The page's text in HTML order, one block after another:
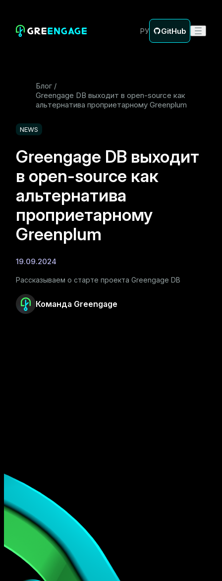
РУ GitHub
Блог
Greengage DB выходит в open-source как
альтернатива проприетарному Greenplum
NEWS
Greengage DB выходит
в open-source как
альтернатива
проприетарному
Greenplum
19.09.2024
Рассказываем о старте проекта Greengage DB
Команда Greengage